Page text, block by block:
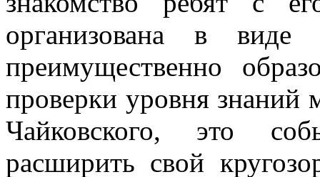
организована в
преимущественно
проверки уровня знаний
Чайковского, это
расширить свой